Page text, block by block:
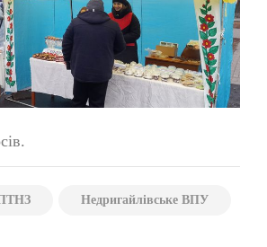
Недригайлівське ВПУ